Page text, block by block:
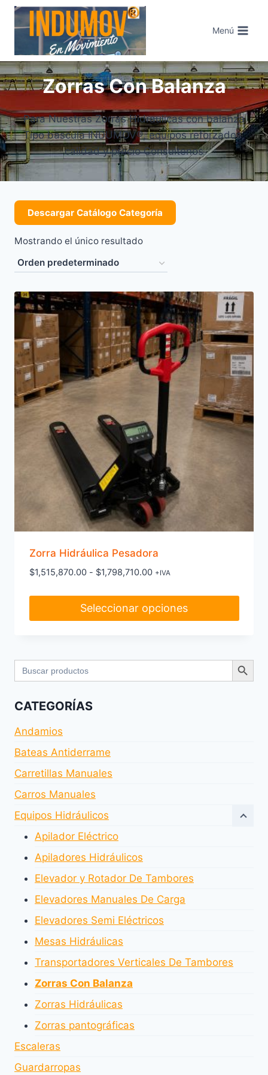
Saltar
contenido
Menú
Zorras Con Balanza
Para Nuestras Zorras Hidraulicas con balanza
Tipo bascula INDUMOV®, equipos reforzados,
calidad y precio Consultenos
Descargar Catálogo Categoría
Mostrando el único resultado
Zorra Hidráulica Pesadora
$1,515,870.00 - $1,798,710.00Rango
desde
+IVA
Seleccionar opciones
tiene
múltiples
Las
opciones
pueden
elegir
en
página
de
producto
Buscar: Botón de
CATEGORÍAS
Andamios
Bateas Antiderrame
Carretillas Manuales
Carros Manuales
Equipos Hidráulicos
Apilador Eléctrico
Apiladores Hidráulicos
Elevador y Rotador De Tambores
Elevadores Manuales De Carga
Elevadores Semi Eléctricos
Mesas Hidráulicas
Transportadores Verticales De Tambores
Zorras Con Balanza
Zorras Hidráulicas
Zorras pantográficas
Escaleras
Guardarropas